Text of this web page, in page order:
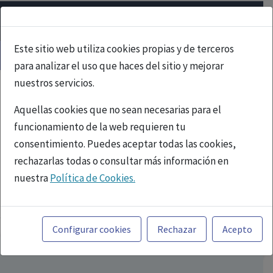
Este sitio web utiliza cookies propias y de terceros
para analizar el uso que haces del sitio y mejorar
nuestros servicios.
Aquellas cookies que no sean necesarias para el
funcionamiento de la web requieren tu
consentimiento. Puedes aceptar todas las cookies,
rechazarlas todas o consultar más información en
nuestraPolítica de Cookies.
Toda la información incluida en la Página Web está
referida a productos del mercado español y, por
tanto, dirigida a profesionales sanitarios legalmente
facultados para prescribir o dispensar medicamentos
Configurar cookies Rechazar Acepto